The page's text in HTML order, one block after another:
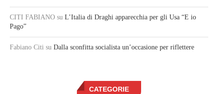
CITI FABIANO su L’Italia di Draghi apparecchia per gli Usa “E io
Pago”
Fabiano Citi su Dalla sconfitta socialista un’occasione per riflettere
CATEGORIE